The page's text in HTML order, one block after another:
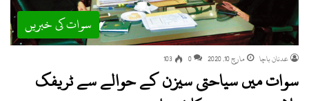
سوات کی خبریں
عدنان باچا مارچ 10, 2020 0
103
سوات میں سیاحتی سیزن کے حوالے سے ٹریفک